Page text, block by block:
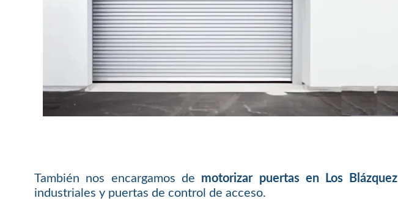
También nos encargamos de motorizar puertas en Los Blázquez
industriales y puertas de control de acceso.